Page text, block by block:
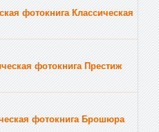
фотокнига Классическая
фотокнига Престиж
фотокнига Брошюра